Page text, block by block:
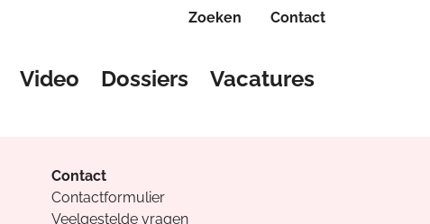
Zoeken Contact
Video Dossiers Vacatures
Contact
Contactformulier
Veelgestelde vragen